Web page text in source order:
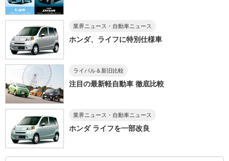
業界ニュース・自動車ニュース
ホンダ、ライフに特別仕様車
ライバル＆新旧比較
注目の最新軽自動車 徹底比較
業界ニュース・自動車ニュース
ホンダ ライフを一部改良